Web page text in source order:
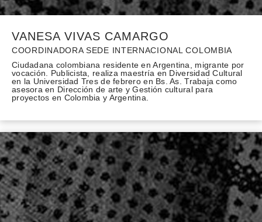
VANESA VIVAS CAMARGO
COORDINADORA SEDE INTERNACIONAL COLOMBIA
Ciudadana colombiana residente en Argentina, migrante por
vocación. Publicista, realiza maestría en Diversidad Cultural
en la Universidad Tres de febrero en Bs. As. Trabaja como
asesora en Dirección de arte y Gestión cultural para
proyectos en Colombia y Argentina.